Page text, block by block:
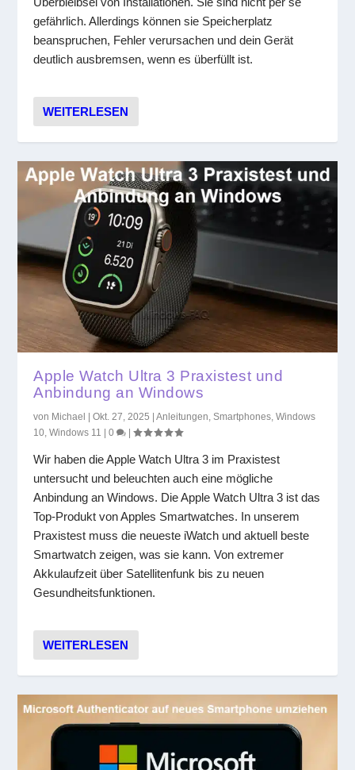
gefährlich. Allerdings können sie Speicherplatz
beanspruchen, Fehler verursachen und dein Gerät
deutlich ausbremsen, wenn es überfüllt ist.
WEITERLESEN
Apple Watch Ultra 3 Praxistest und
Anbindung an Windows
von Michael |Okt. 27, 2025 |Anleitungen,Smartphones,Windows
10,Windows 11 |0 |
Wir haben die Apple Watch Ultra 3 im Praxistest
untersucht und beleuchten auch eine mögliche
Anbindung an Windows. Die Apple Watch Ultra 3 ist das
Top-Produkt von Apples Smartwatches. In unserem
Praxistest muss die neueste iWatch und aktuell beste
Smartwatch zeigen, was sie kann. Von extremer
Akkulaufzeit über Satellitenfunk bis zu neuen
Gesundheitsfunktionen.
WEITERLESEN